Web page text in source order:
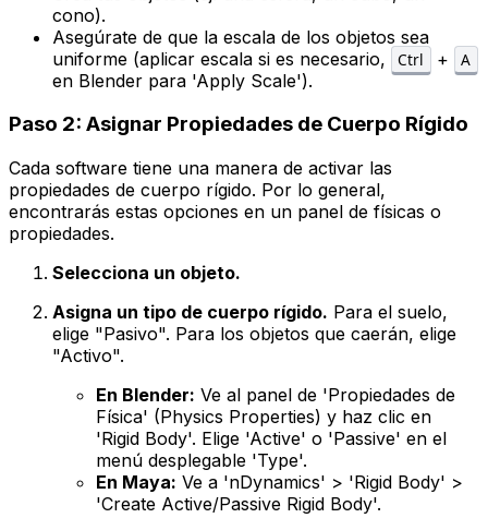
cono).
Asegúrate de que la escala de los objetos sea
uniforme (aplicar escala si es necesario,
Ctrl + A
en Blender para 'Apply Scale').
Paso 2: Asignar Propiedades de Cuerpo Rígido
Cada software tiene una manera de activar las
propiedades de cuerpo rígido. Por lo general,
encontrarás estas opciones en un panel de físicas o
propiedades.
Selecciona un objeto.
Asigna un tipo de cuerpo rígido. Para el suelo,
elige "Pasivo". Para los objetos que caerán, elige
"Activo".
En Blender: Ve al panel de 'Propiedades de
Física' (Physics Properties) y haz clic en
'Rigid Body'. Elige 'Active' o 'Passive' en el
menú desplegable 'Type'.
En Maya: Ve a 'nDynamics' > 'Rigid Body' >
'Create Active/Passive Rigid Body'.